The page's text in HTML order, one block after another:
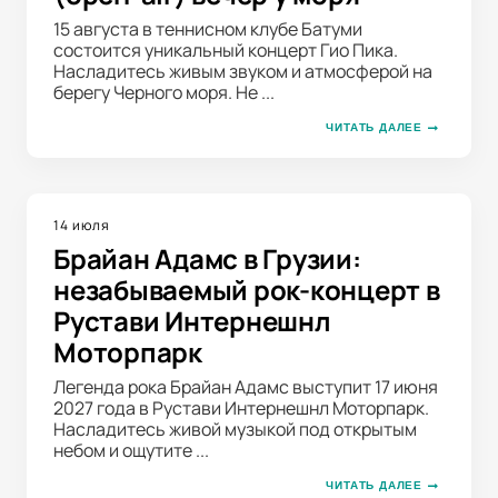
15 августа в теннисном клубе Батуми
состоится уникальный концерт Гио Пика.
Насладитесь живым звуком и атмосферой на
берегу Черного моря. Не ...
ЧИТАТЬ ДАЛЕЕ
14 июля
Брайан Адамс в Грузии:
незабываемый рок-концерт в
Рустави Интернешнл
Моторпарк
Легенда рока Брайан Адамс выступит 17 июня
2027 года в Рустави Интернешнл Моторпарк.
Насладитесь живой музыкой под открытым
небом и ощутите ...
ЧИТАТЬ ДАЛЕЕ